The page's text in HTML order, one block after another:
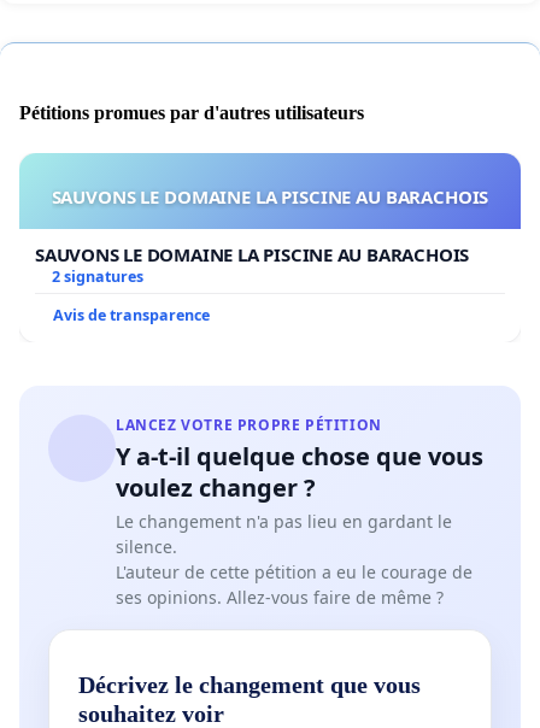
Pétitions promues par d'autres utilisateurs
SAUVONS LE DOMAINE LA PISCINE AU BARACHOIS
SAUVONS LE DOMAINE LA PISCINE AU BARACHOIS
2 signatures
Avis de transparence
LANCEZ VOTRE PROPRE PÉTITION
Y a-t-il quelque chose que vous
voulez changer ?
Le changement n'a pas lieu en gardant le
silence.
L'auteur de cette pétition a eu le courage de
ses opinions. Allez-vous faire de même ?
Décrivez le changement que vous
souhaitez voir